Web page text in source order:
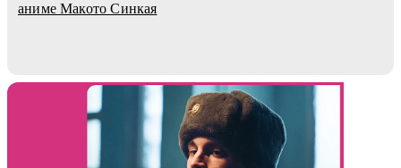
аниме Макото Синкая